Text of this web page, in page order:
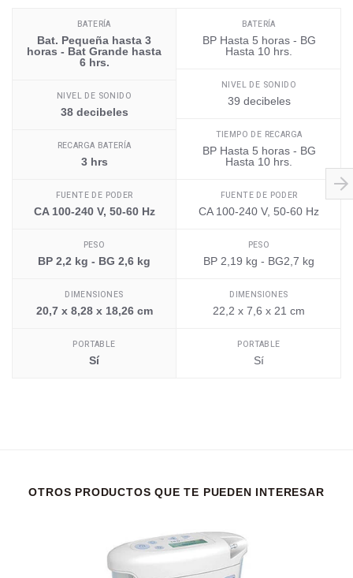
BATERÍA
Bat. Pequeña hasta 3
horas - Bat Grande hasta
6 hrs.
NIVEL DE SONIDO
38 decibeles
RECARGA BATERÍA
3 hrs
FUENTE DE PODER
CA 100-240 V, 50-60 Hz
PESO
BP 2,2 kg - BG 2,6 kg
DIMENSIONES
20,7 x 8,28 x 18,26 cm
PORTABLE
Sí
BATERÍA
BP Hasta 5 horas - BG
Hasta 10 hrs.
NIVEL DE SONIDO
39 decibeles
TIEMPO DE RECARGA
BP Hasta 5 horas - BG
Hasta 10 hrs.
FUENTE DE PODER
CA 100-240 V, 50-60 Hz
PESO
BP 2,19 kg - BG2,7 kg
DIMENSIONES
22,2 x 7,6 x 21 cm
PORTABLE
Sí
OTROS PRODUCTOS QUE TE PUEDEN INTERESAR